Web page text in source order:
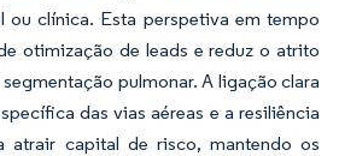
ou clínica. Esta perspetiva em tempo
otimização de leads e reduz o atrito
pulmonar. A ligação clara
das vias aéreas e a resiliência
atrair capital de risco, mantendo os